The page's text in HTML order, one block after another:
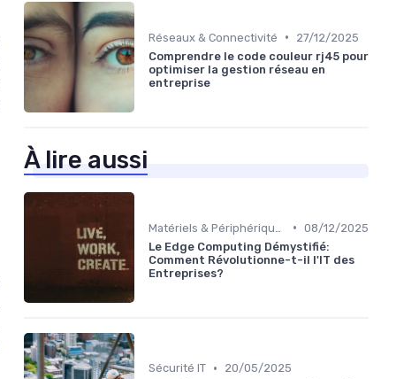
Réseaux & Connectivité •
27/12/2025
Comprendre le code couleur rj45 pour
optimiser la gestion réseau en
entreprise
À lire aussi
• 08/12/2025
Le Edge Computing Démystifié:
Comment Révolutionne-t-il l'IT des
Entreprises?
Sécurité IT •
20/05/2025